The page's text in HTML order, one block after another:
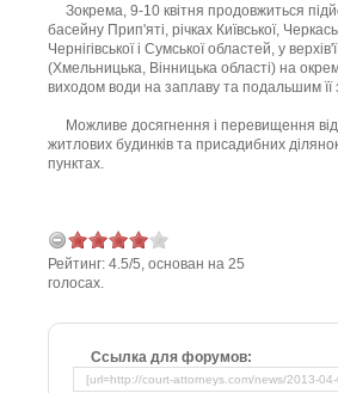
Зокрема, 9-10 квітня продовжиться
басейну Прип'яті, річках Київської,
Чернігівської і Сумської областей, у
(Хмельницька, Вінницька області) на
виходом води на заплаву та подальшим
Можливе досягнення і перевищення
житлових будинків та присадибних
пунктах.
Рейтинг: 4.5/5, основан на 25
голосах.
Ссылка для форумов: